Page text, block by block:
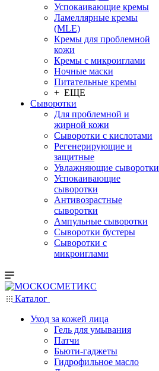
Успокаивающие кремы
Ламеллярные кремы
(MLE)
Кремы для проблемной
кожи
Кремы с микроиглами
Ночные маски
Питательные кремы
+ ЕЩЕ
Сыворотки
Для проблемной и
жирной кожи
Сыворотки с кислотами
Регенерирующие и
защитные
Увлажняющие сыворотки
Успокаивающие
сыворотки
Антивозрастные
сыворотки
Ампульные сыворотки
Сыворотки бустеры
Сыворотки с
микроиглами
Каталог
Уход за кожей лица
Гель для умывания
Патчи
Бьюти-гаджеты
Гидрофильное масло